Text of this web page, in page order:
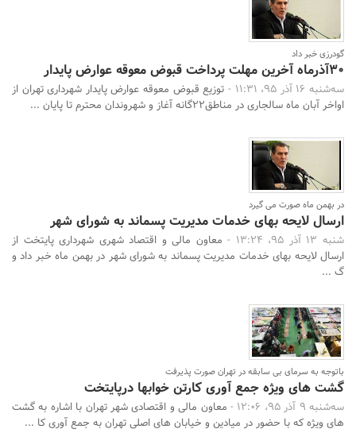
گودرزی خبر داد
30آذرماه آخرین مهلت پرداخت قبوض معوقه عوارض پایدار
سه‌شنبه 16 آذر 95، 11:31 -
توزیع قبوض معوقه عوارض پایدار شهرداری تهران از
اواخر آبان ماه سالجاری در مناطق22گانه آغاز و شهروندان محترم تا پایان ...
در بهمن ماه صورت می گیرد
ارسال لایحه بهای خدمات مدیریت پسماند به شورای شهر
شنبه 13 آذر 95، 13:24 -
معاون مالی و اقتصاد شهری شهرداری پایتخت از
ارسال لایحه بهای خدمات مدیریت پسماند به شورای شهر در بهمن ماه خبر داد و
گ ...
باتوجه به سرمای بی سابقه در تهران صورت پذیرفت
گشت های ویژه جمع آوری کارتن خوابها درپایتخت
سه‌شنبه 9 آذر 95، 12:06 -
معاون مالی و اقتصادی شهر تهران با اشاره به گشت
های ویژه که با حضور در میادین و خیابان های اصلی تهران به جمع آوری کا ...